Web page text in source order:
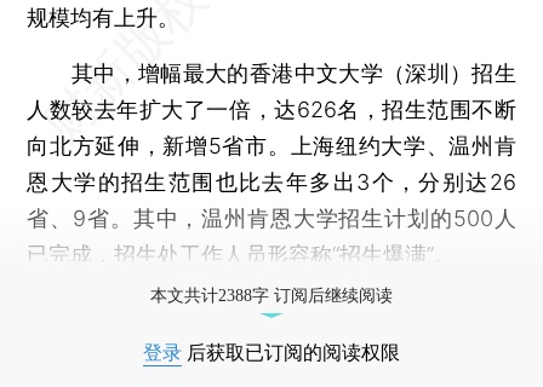
规模均有上升。
其中，增幅最大的香港中文大学（深圳）招生
人数较去年扩大了一倍，达626名，招生范围不断
向北方延伸，新增5省市。上海纽约大学、温州肯
恩大学的招生范围也比去年多出3个，分别达26
省、9省。其中，温州肯恩大学招生计划的500人
已完成，招生处工作人员形容称“招生爆满”。
本文共计2388字 订阅后继续阅读
登录 后获取已订阅的阅读权限